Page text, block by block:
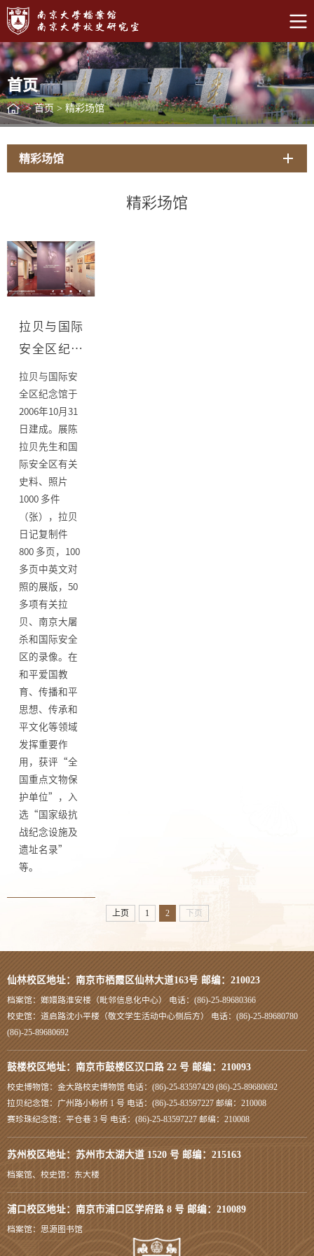
首页
> 首页 > 精彩场馆
精彩场馆
精彩场馆
拉贝与国际
安全区纪念
馆
拉贝与国际安
全区纪念馆于
2006年10月31
日建成。展陈
拉贝先生和国
际安全区有关
史料、照片
1000 多件
（张），拉贝
日记复制件
800 多页，100
多页中英文对
照的展版，50
多项有关拉
贝、南京大屠
杀和国际安全
区的录像。在
和平爱国教
育、传播和平
思想、传承和
平文化等领域
发挥重要作
用，获评“全
国重点文物保
护单位”，入
选“国家级抗
战纪念设施及
遗址名录”
等。
上页 1 2 下页
仙林校区地址：南京市栖霞区仙林大道163号 邮编：210023
档案馆：嫏嬛路淮安楼（毗邻信息化中心） 电话：(86)-25-89680366
校史馆：道启路沈小平楼（敬文学生活动中心侧后方） 电话：(86)-25-89680780
(86)-25-89680692
鼓楼校区地址：南京市鼓楼区汉口路 22 号 邮编：210093
校史博物馆：金大路校史博物馆 电话：(86)-25-83597429 (86)-25-89680692
拉贝纪念馆：广州路小粉桥 1 号 电话：(86)-25-83597227 邮编：210008
赛珍珠纪念馆：平仓巷 3 号 电话：(86)-25-83597227 邮编：210008
苏州校区地址：苏州市太湖大道 1520 号 邮编：215163
档案馆、校史馆：东大楼
浦口校区地址：南京市浦口区学府路 8 号 邮编：210089
档案馆：思源图书馆